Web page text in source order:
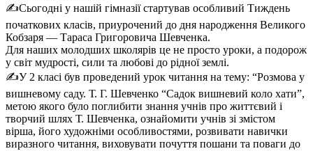
✍️Сьогодні у нашій гімназії стартував особливий Тиждень
початкових класів, приурочений до дня народження Великого
Кобзаря — Тараса Григоровича Шевченка.
Для наших молодших школярів це не просто уроки, а подорож
у світ мудрості, сили та любові до рідної землі.
✍️У 2 класі був проведений урок читання на тему: “Розмова у
вишневому саду. Т. Г. Шевченко “Садок вишневий коло хати”,
метою якого було поглибити знання учнів про життєвий і
творчий шлях Т. Шевченка, ознайомити учнів зі змістом
вірша, його художніми особливостями, розвивати навички
виразного читання, виховувати почуття пошани та поваги до